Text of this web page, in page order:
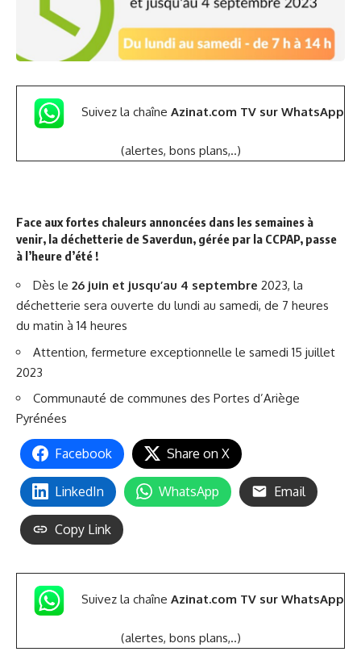
Suivez la chaîne Azinat.com TV sur WhatsApp
(alertes, bons plans,..)
Face aux fortes chaleurs annoncées dans les semaines à
venir, la déchetterie de Saverdun, gérée par la CCPAP, passe
à l’heure d’été !
Dès le 26 juin et jusqu’au 4 septembre 2023, la
déchetterie sera ouverte du lundi au samedi, de 7 heures
du matin à 14 heures
Attention, fermeture exceptionnelle le samedi 15 juillet
2023
Communauté de communes des Portes d’Ariège
Pyrénées
Facebook Share on X
LinkedIn WhatsApp Email
Copy Link
Suivez la chaîne Azinat.com TV sur WhatsApp
(alertes, bons plans,..)